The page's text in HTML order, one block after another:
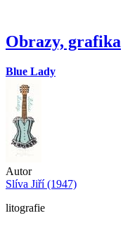
Obrazy, grafika
Blue Lady
Autor
Slíva Jiří (1947)
litografie